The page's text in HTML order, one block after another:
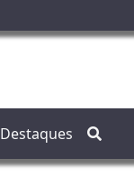
Destaques